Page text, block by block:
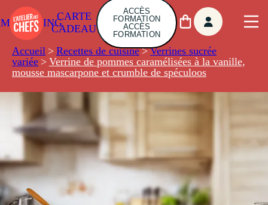
CARTE
CADEAU
ACCÈS
FORMATION
ACCÈS
FORMATION
Accueil > Recettes de cuisine > Verrines sucrée
variée > Verrine de pommes caramélisées à la vanille,
mousse mascarpone et crumble de spéculoos